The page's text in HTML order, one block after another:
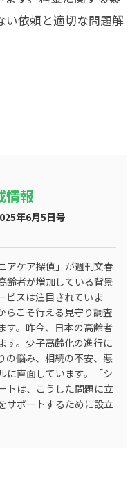
い依頼と適切な問題解
情報
年6月5日号
アケア探偵」 が週刊文春
齢者が増加している背景
ビスは注目されていま
らこそ行える見守り調査
す。昨今、日本の高齢者
す。少子高齢化の進行に
の悩み、相続の不安、悪
に直面しています。「シ
トは、こうした問題に立
サポートするために設立